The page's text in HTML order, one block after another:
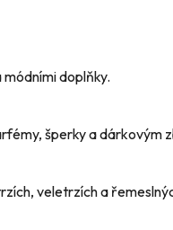
módními doplňky.
šperky a dárkovým
veletrzích a